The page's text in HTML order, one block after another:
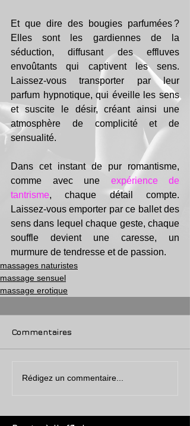
Et que dire des bougies parfumées ?
Elles sont les gardiennes de la
séduction, diffusant des effluves
envoûtants qui captivent les sens.
Laissez-vous transporter par leur
parfum hypnotique, qui éveille les sens
et suscite le désir, créant ainsi une
atmosphère de complicité et de
sensualité.
Dans cet instant de pur romantisme,
comme avec une expérience de
tantrisme, chaque détail compte.
Laissez-vous emporter par ce ballet des
sens dans lequel chaque geste, chaque
souffle devient une caresse, un
murmure de tendresse et de passion.
massages naturistes
massage sensuel
massage erotique
Commentaires
Rédigez un commentaire...